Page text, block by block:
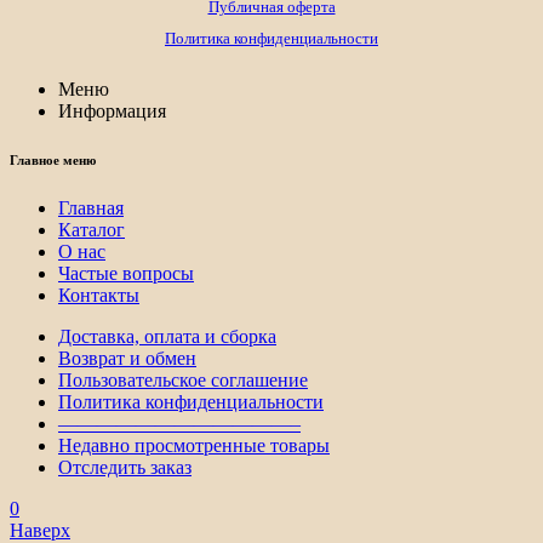
Публичная оферта
Политика конфиденциальности
Меню
Информация
Главное меню
Главная
Каталог
О нас
Частые вопросы
Контакты
Доставка, оплата и сборка
Возврат и обмен
Пользовательское соглашение
Политика конфиденциальности
————————————–
Недавно просмотренные товары
Отследить заказ
0
Наверх